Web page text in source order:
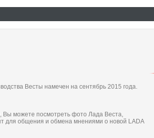
Весты намечен на сентябрь 2015 года.
Вы можете посмотреть фото Лада Веста,
для общения и обмена мнениями о новой LADA